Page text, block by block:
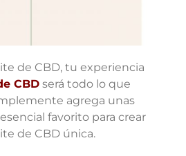
de CBD, tu experiencia
CBDserá todo lo que
agrega unas
favorito para crear
de CBD única.